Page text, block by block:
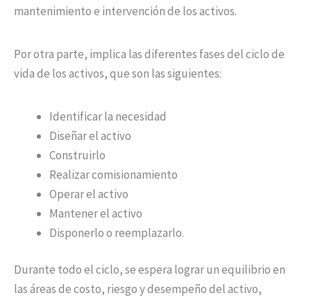
mantenimiento e intervención de los activos.
Por otra parte, implica las diferentes fases del ciclo de
vida de los activos, que son las siguientes:
Identificar la necesidad
Diseñar el activo
Construirlo
Realizar comisionamiento
Operar el activo
Mantener el activo
Disponerlo o reemplazarlo.
Durante todo el ciclo, se espera lograr un equilibrio en
las áreas de costo, riesgo y desempeño del activo,